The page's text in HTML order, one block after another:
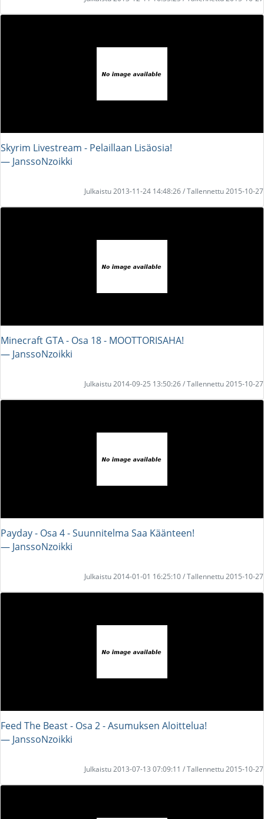
Skyrim Livestream - Pelaillaan Lisäosia!
― JanssoNzoikki
Julkaistu 2013-11-24 14:48:26 / Tallennettu 2015-10-27
Minecraft GTA - Osa 18 - MOOTTORISAHA!
― JanssoNzoikki
Julkaistu 2014-09-25 13:50:26 / Tallennettu 2015-10-27
Payday - Osa 4 - Suunnitelma Saa Käänteen!
― JanssoNzoikki
Julkaistu 2014-01-01 16:25:10 / Tallennettu 2015-10-27
Feed The Beast - Osa 2 - Asumuksen Aloittelua!
― JanssoNzoikki
Julkaistu 2013-07-13 07:09:11 / Tallennettu 2015-10-27